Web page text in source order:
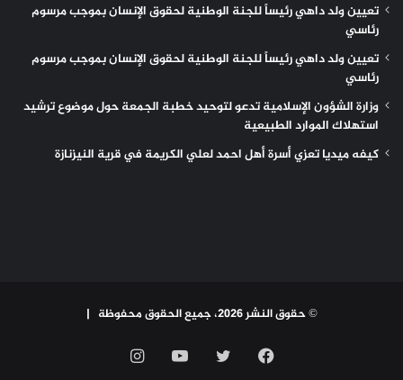
تعيين ولد داهي رئيساً للجنة الوطنية لحقوق الإنسان بموجب مرسوم
رئاسي
تعيين ولد داهي رئيساً للجنة الوطنية لحقوق الإنسان بموجب مرسوم
رئاسي
وزارة الشؤون الإسلامية تدعو لتوحيد خطبة الجمعة حول موضوع ترشيد
استهلاك الموارد الطبيعية
كيفه ميديا تعزي أسرة أهل احمد لعلي الكريمة في قرية النيزنازة
© حقوق النشر 2026، جميع الحقوق محفوظة |
فيسبوك تويتر يوتيوب